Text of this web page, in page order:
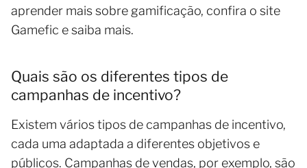
aprender mais sobre gamificação, confira o site
Gamefic e saiba mais.
Quais são os diferentes tipos de
campanhas de incentivo?
Existem vários tipos de campanhas de incentivo,
cada uma adaptada a diferentes objetivos e
públicos. Campanhas de vendas, por exemplo, são